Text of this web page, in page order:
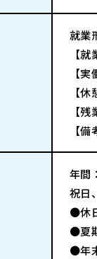
就業
【
【
【
【
【
年間
祝日
●休
●夏
●年